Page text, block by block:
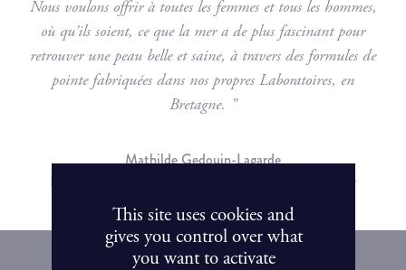
Nous voulons offrir à toutes les femmes et tous les hommes,
où qu’ils soient, ce que la mer a de plus fascinant pour
retrouver une peau belle et saine, à travers des formules de
pointe fabriquées dans nos propres Laboratoires, en
Bretagne. ”
Mathilde Gedouin-Lagarde
Directrice Générale Adjointe & petite-fille du fondateur
This site uses cookies and
gives you control over what
you want to activate